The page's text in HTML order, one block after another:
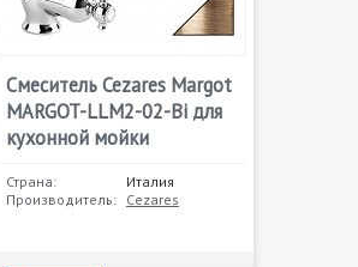
Смеситель Cezares Margot
MARGOT-LLM2-02-Bi для
кухонной мойки
Страна:
Италия
Производитель: Cezares